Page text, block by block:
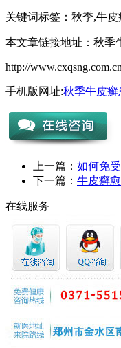
关键词标签：秋季,牛皮
本文章链接地址：秋季
http://
手机版网址:秋季牛皮
上一篇： 如何免
下一篇： 牛皮癣
在线服务